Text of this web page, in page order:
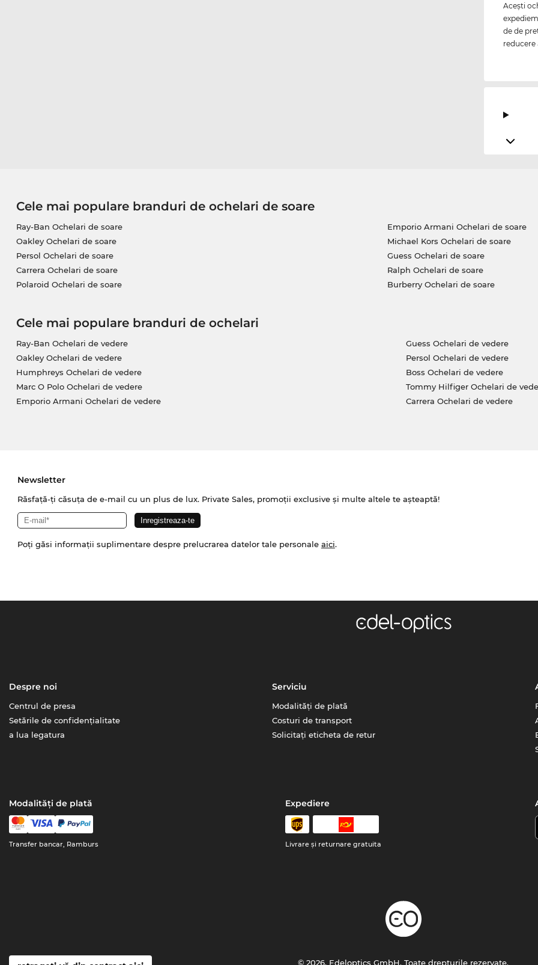
Aceşti
de de
reducere
Cele mai populare branduri de ochelari de soare
Ray-Ban Ochelari de soare
Oakley Ochelari de soare
Persol Ochelari de soare
Carrera Ochelari de soare
Polaroid Ochelari de soare
Emporio Armani Ochelari de soare
Michael Kors Ochelari de soare
Guess Ochelari de soare
Ralph Ochelari de soare
Burberry Ochelari de soare
Cele mai populare branduri de ochelari
Ray-Ban Ochelari de vedere
Oakley Ochelari de vedere
Humphreys Ochelari de vedere
Marc O Polo Ochelari de vedere
Emporio Armani Ochelari de vedere
Guess Ochelari de vedere
Persol Ochelari de vedere
Boss Ochelari de vedere
Tommy Hilfiger Ochelari de
Carrera Ochelari de vedere
Newsletter
Răsfață-ți căsuța de e-mail cu un plus de lux. Private Sales, promoții exclusive și multe altele te așteaptă!
Poți găsi informații suplimentare despre prelucrarea datelor tale personale aici.
Despre noi
Centrul de presa
Setările de confidențialitate
a lua legatura
Serviciu
Modalități de plată
Costuri de transport
Solicitați eticheta de retur
Modalități de plată
Transfer bancar, Ramburs
Expediere
Livrare şi returnare gratuita
© 2026, Edeloptics GmbH. Toate drepturile rezervate.